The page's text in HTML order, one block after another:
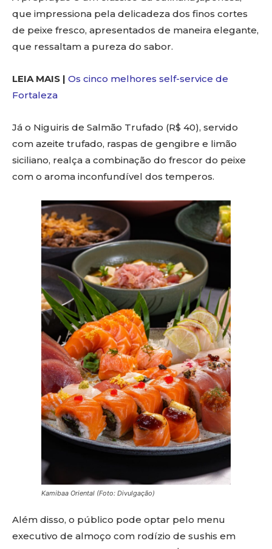
que impressiona pela delicadeza dos finos cortes
de peixe fresco, apresentados de maneira elegante,
que ressaltam a pureza do sabor.
LEIA MAIS | Os cinco melhores self-service de
Fortaleza
Já o Niguiris de Salmão Trufado (R$ 40), servido
com azeite trufado, raspas de gengibre e limão
siciliano, realça a combinação do frescor do peixe
com o aroma inconfundível dos temperos.
Kamibaa Oriental (Foto: Divulgação)
Além disso, o público pode optar pelo menu
executivo de almoço com rodízio de sushis em